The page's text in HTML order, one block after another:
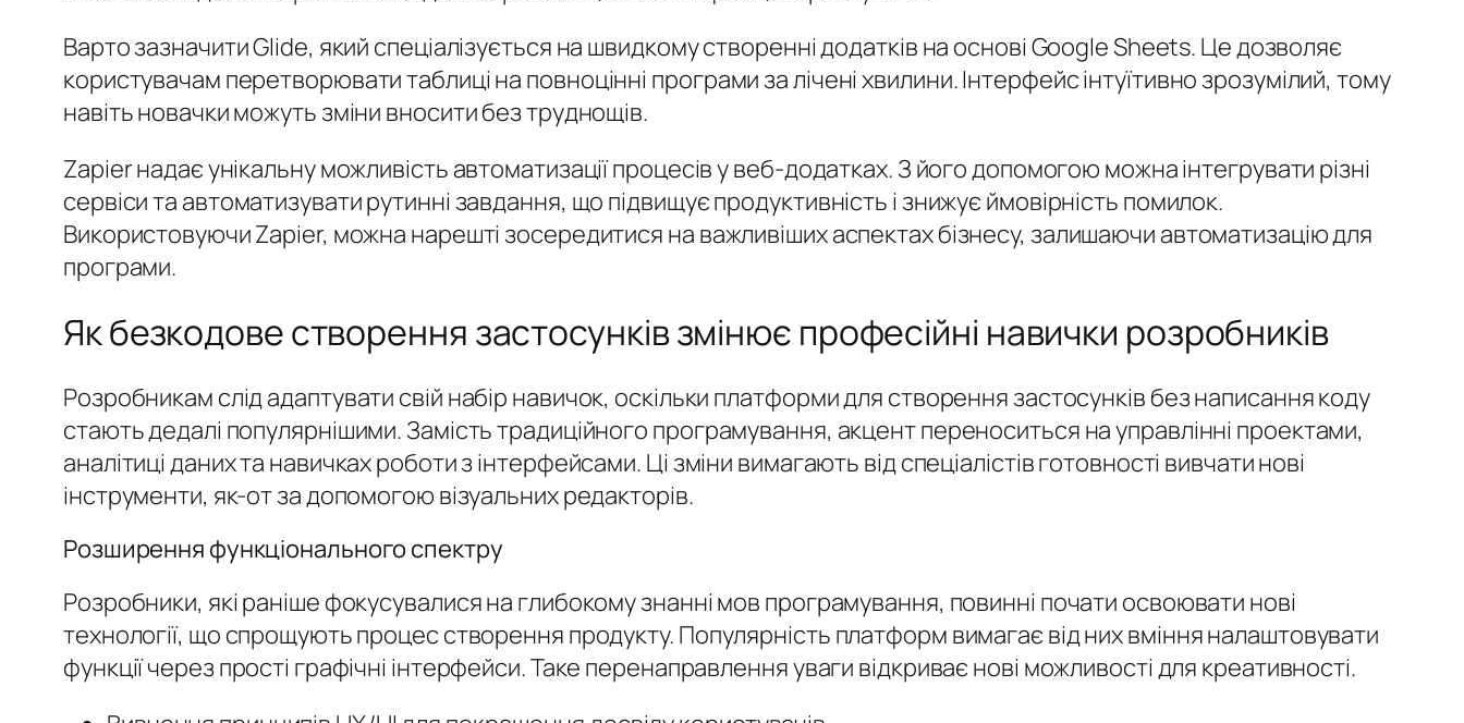
Варто зазначити Glide, який спеціалізується на швидкому створенні додатків на основі Google Sheets. Це дозволяє
користувачам перетворювати таблиці на повноцінні програми за лічені хвилини. Інтерфейс інтуїтивно зрозумілий, тому
навіть новачки можуть зміни вносити без труднощів.
Zapier надає унікальну можливість автоматизації процесів у веб-додатках. З його допомогою можна інтегрувати різні
сервіси та автоматизувати рутинні завдання, що підвищує продуктивність і знижує ймовірність помилок.
Використовуючи Zapier, можна нарешті зосередитися на важливіших аспектах бізнесу, залишаючи автоматизацію для
програми.
Як безкодове створення застосунків змінює професійні навички розробників
Розробникам слід адаптувати свій набір навичок, оскільки платформи для створення застосунків без написання коду
стають дедалі популярнішими. Замість традиційного програмування, акцент переноситься на управлінні проектами,
аналітиці даних та навичках роботи з інтерфейсами. Ці зміни вимагають від спеціалістів готовності вивчати нові
інструменти, як-от за допомогою візуальних редакторів.
Розширення функціонального спектру
Розробники, які раніше фокусувалися на глибокому знанні мов програмування, повинні почати освоювати нові
технології, що спрощують процес створення продукту. Популярність платформ вимагає від них вміння налаштовувати
функції через прості графічні інтерфейси. Таке перенаправлення уваги відкриває нові можливості для креативності.